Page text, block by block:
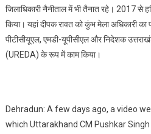
जिलाधिकारी नैनीताल में भी तैनात रहे। 2017 से
किया। यहां दीपक रावत को कुंभ मेला अधिकारी का
पीटीसीयूएल, एमडी-यूपीसीएल और निदेशक
(UREDA) के रूप में काम किया।
Dehradun: A few days ago, a video
which Uttarakhand CM Pushkar